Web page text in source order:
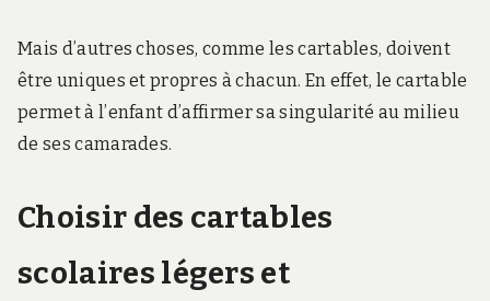
Mais d’autres choses, comme les cartables, doivent
être uniques et propres à chacun. En effet, le cartable
permet à l’enfant d’affirmer sa singularité au milieu
de ses camarades.
Choisir des cartables
scolaires légers et